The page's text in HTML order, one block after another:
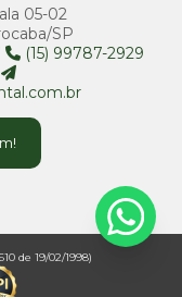
05-02
SP
(15) 99787-2929
de 19/02/1998)